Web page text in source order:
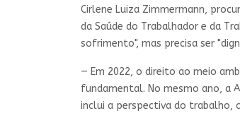
Cirlene Luiza Zimmermann,
da Saúde do Trabalhador e da
sofrimento", mas precisa ser
— Em 2022, o direito ao meio
fundamental. No mesmo ano, a
inclui a perspectiva do trabalho,